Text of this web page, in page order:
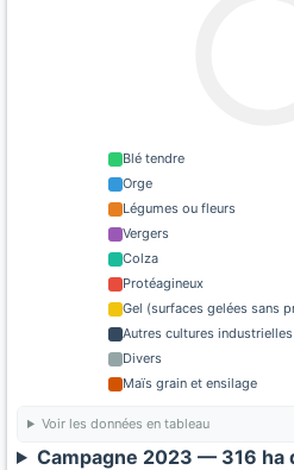
Blé tendre
Orge
Légumes ou fleurs
Vergers
Colza
Protéagineux
Gel (surfaces gelées sans
Autres cultures industrielles
Divers
Maïs grain et ensilage
Voir les données en tableau
Campagne 2023 — 316 ha